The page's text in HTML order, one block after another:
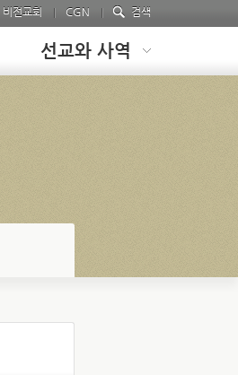
비전교회 CGN 검색
선교와 사역